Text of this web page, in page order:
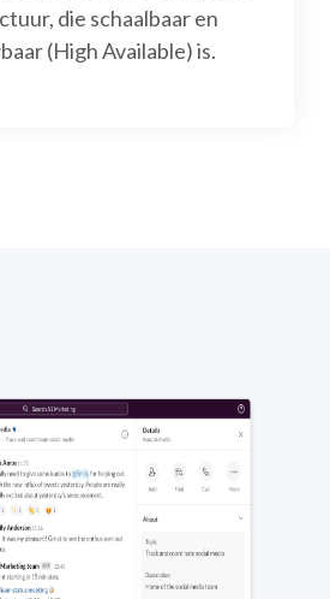
die schaalbaar en
(High Available) is.